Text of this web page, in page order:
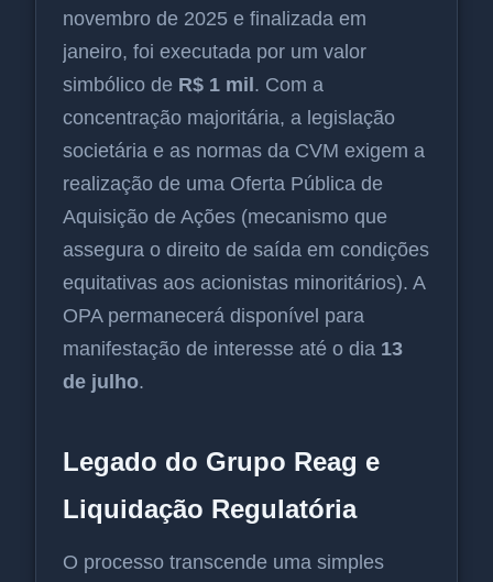
novembro de 2025 e finalizada em
janeiro, foi executada por um valor
simbólico de R$ 1 mil. Com a
concentração majoritária, a legislação
societária e as normas da CVM exigem a
realização de uma Oferta Pública de
Aquisição de Ações (mecanismo que
assegura o direito de saída em condições
equitativas aos acionistas minoritários). A
OPA permanecerá disponível para
manifestação de interesse até o dia 13
de julho.
Legado do Grupo Reag e
Liquidação Regulatória
O processo transcende uma simples